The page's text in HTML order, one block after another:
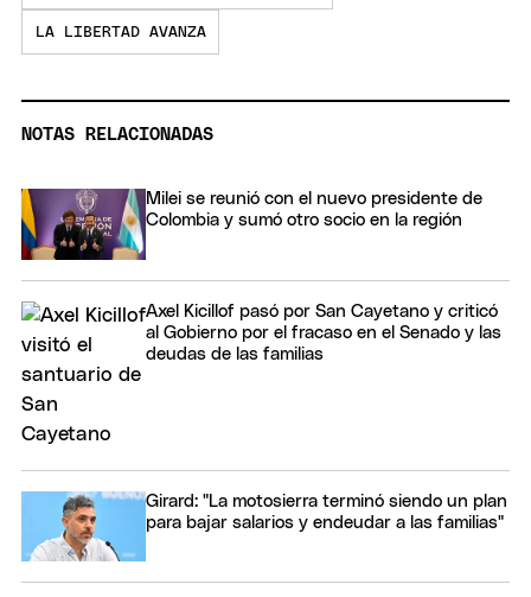
LA LIBERTAD AVANZA
NOTAS RELACIONADAS
Milei se reunió con el nuevo presidente de
Colombia y sumó otro socio en la región
Axel Kicillof pasó por San Cayetano y criticó
al Gobierno por el fracaso en el Senado y las
deudas de las familias
Girard: "La motosierra terminó siendo un plan
para bajar salarios y endeudar a las familias"